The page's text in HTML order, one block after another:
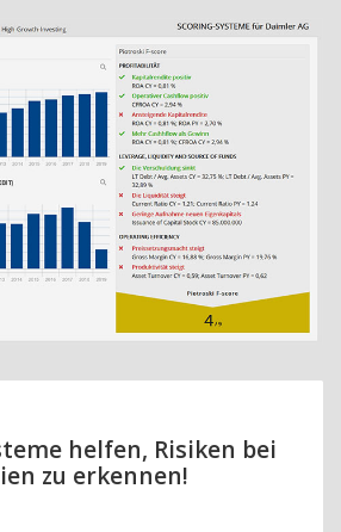
helfen, Risiken bei
zu erkennen!